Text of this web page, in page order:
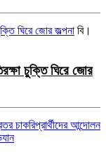
বি।
চুক্তি ঘিরে জোর